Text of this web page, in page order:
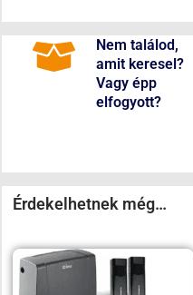
Nem találod,
amit keresel?
Vagy épp
elfogyott?
Érdekelhetnek még…